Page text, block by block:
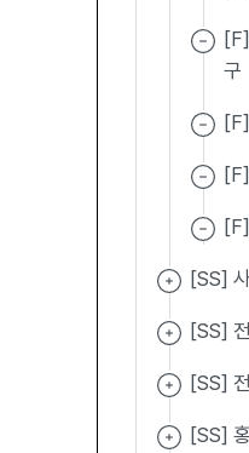
구
[SS]
[SS]
[SS]
[SS]